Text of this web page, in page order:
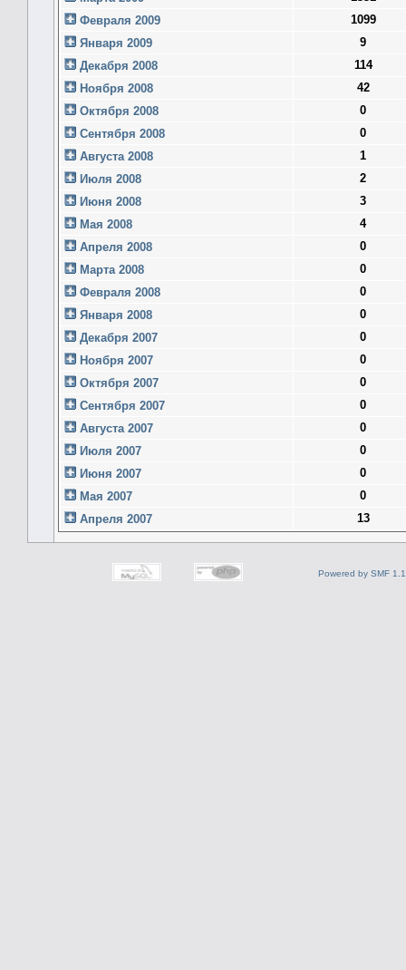
Февраля 2009
1099
Января 2009
9
Декабря 2008
114
Ноября 2008
42
Октября 2008
0
Сентября 2008
0
Августа 2008
1
Июля 2008
2
Июня 2008
3
Мая 2008
4
Апреля 2008
0
Марта 2008
0
Февраля 2008
0
Января 2008
0
Декабря 2007
0
Ноября 2007
0
Октября 2007
0
Сентября 2007
0
Августа 2007
0
Июля 2007
0
Июня 2007
0
Мая 2007
0
Апреля 2007
13
Powered by SMF